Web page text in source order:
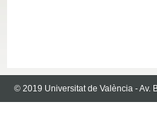
© 2019 Universitat de València - Av.